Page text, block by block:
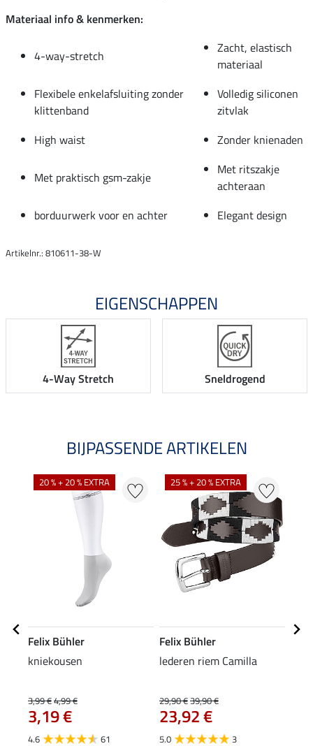
Materiaal info & kenmerken:
4-way-stretch
Zacht, elastisch
materiaal
Flexibele enkelafsluiting zonder
klittenband
Volledig siliconen
zitvlak
High waist
Zonder knienaden
Met praktisch gsm-zakje
Met ritszakje
achteraan
borduurwerk voor en achter
Elegant design
Artikelnr.: 810611-38-W
EIGENSCHAPPEN
4-Way Stretch Sneldrogend
BIJPASSENDE ARTIKELEN
20 % + 20 % EXTRA
Felix Bühler
kniekousen
3,99 €4,99 €
3,19 €
4.6 61
25 % + 20 % EXTRA
Felix Bühler
lederen riem Camilla
29,90 €39,90 €
23,92 €
5.0 3